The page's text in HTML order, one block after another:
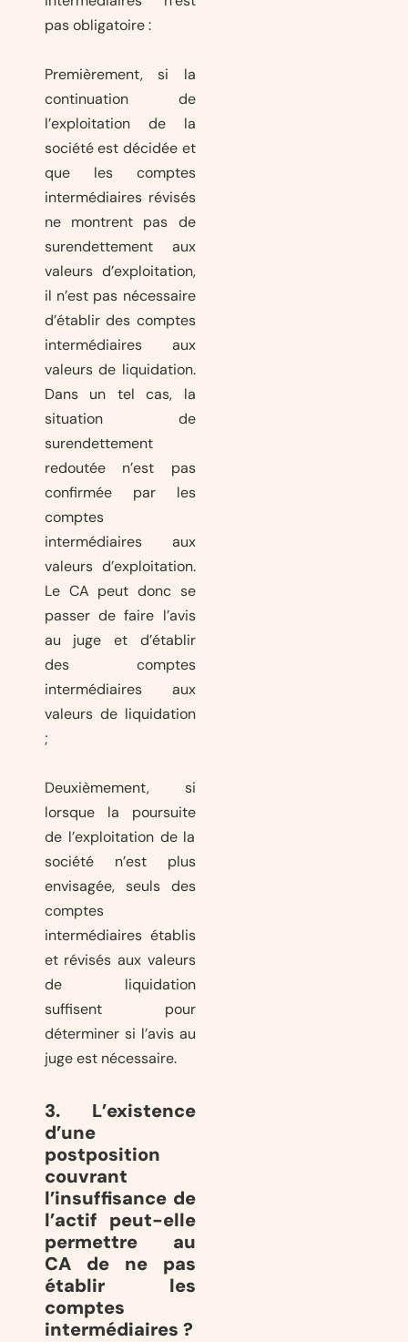
pas obligatoire :
Premièrement, si la
continuation de
l’exploitation de la
société est décidée et
que les comptes
intermédiaires révisés
ne montrent pas de
surendettement aux
valeurs d’exploitation,
il n’est pas nécessaire
d’établir des comptes
intermédiaires aux
valeurs de liquidation.
Dans un tel cas, la
situation de
surendettement
redoutée n’est pas
confirmée par les
comptes
intermédiaires aux
valeurs d’exploitation.
Le CA peut donc se
passer de faire l’avis
au juge et d’établir
des comptes
intermédiaires aux
valeurs de liquidation
;
Deuxièmement, si
lorsque la poursuite
de l’exploitation de la
société n’est plus
envisagée, seuls des
comptes
intermédiaires établis
et révisés aux valeurs
de liquidation
suffisent pour
déterminer si l’avis au
juge est nécessaire.
3. L’existence
d’une
postposition
couvrant
l’insuffisance de
l’actif peut-elle
permettre au
CA de ne pas
établir les
comptes
intermédiaires ?